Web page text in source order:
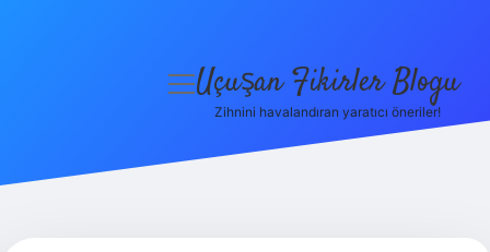
menüyü
Uçuşan Fikirler Blogu
Zihnini havalandıran yaratıcı öneriler!